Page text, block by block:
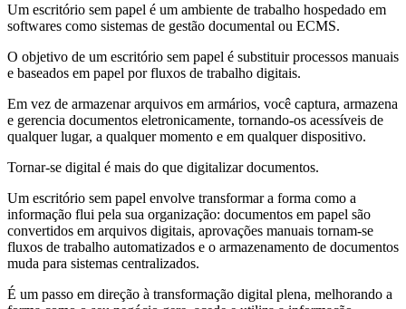
Um escritório sem papel é um ambiente de trabalho hospedado em
softwares como sistemas de gestão documental ou ECMS.
O objetivo de um escritório sem papel é substituir processos manuais
e baseados em papel por fluxos de trabalho digitais.
Em vez de armazenar arquivos em armários, você captura, armazena
e gerencia documentos eletronicamente, tornando-os acessíveis de
qualquer lugar, a qualquer momento e em qualquer dispositivo.
Tornar-se digital é mais do que digitalizar documentos.
Um escritório sem papel envolve transformar a forma como a
informação flui pela sua organização: documentos em papel são
convertidos em arquivos digitais, aprovações manuais tornam-se
fluxos de trabalho automatizados e o armazenamento de documentos
muda para sistemas centralizados.
É um passo em direção à transformação digital plena, melhorando a